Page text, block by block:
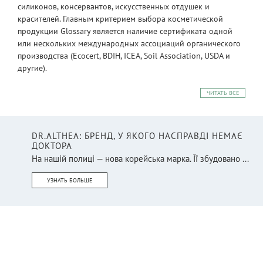
силиконов, консервантов, искусственных отдушек и
красителей. Главным критерием выбора косметической
продукции Glossary является наличие сертификата одной
или нескольких международных ассоциаций органического
производства (Ecocert, BDIH, ICEA, Soil Association, USDA и
другие).
ЧИТАТЬ ВСЕ
DR.ALTHEA: БРЕНД, У ЯКОГО НАСПРАВДІ НЕМАЄ
ДОКТОРА
На нашій полиці — нова корейська марка. Її збудовано ...
УЗНАТЬ БОЛЬШЕ